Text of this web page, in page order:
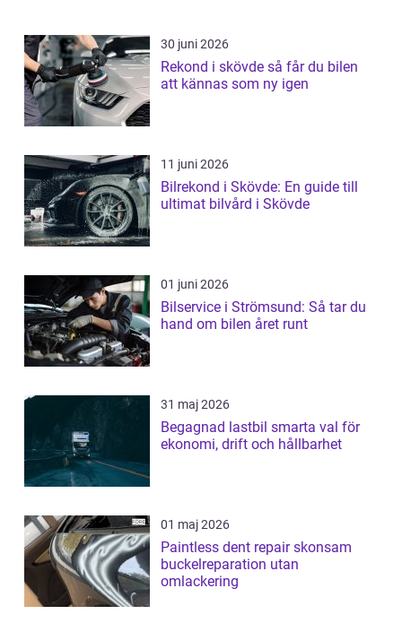
30 juni 2026
Rekond i skövde så får du bilen
att kännas som ny igen
11 juni 2026
Bilrekond i Skövde: En guide till
ultimat bilvård i Skövde
01 juni 2026
Bilservice i Strömsund: Så tar du
hand om bilen året runt
31 maj 2026
Begagnad lastbil smarta val för
ekonomi, drift och hållbarhet
01 maj 2026
Paintless dent repair skonsam
buckelreparation utan
omlackering